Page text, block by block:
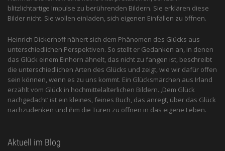
blitzlichtartige Impulse zu berührenden Bildern. Sie erklären diese
Bilder nicht. Sie wollen einladen, sich eigenen Einfällen zu öffnen.
Heinrich Dickerhoff nähert sich dem Phänomen des Glücks aus
unterschiedlichen Perspektiven. So stellt er Gedanken an, in denen
das Glück einem Einhorn ähnelt, das nicht zu fangen ist, beschreibt
die unterschiedlichen Arten des Glücks und zeigt, wie wir dafür offen
sein können, wenn es zu uns kommt. Ein Glücksmärchen aus Irland
erzählt vom Glück in hochmittelalterlichen Bildern. ‚Dem Glück
nachgedacht‘ ist ein kleines, feines Buch, das anregt, über das Glück
nachzudenken und ihm die Türen zu öffnen in das eigene Leben.
Aktuell im Blog